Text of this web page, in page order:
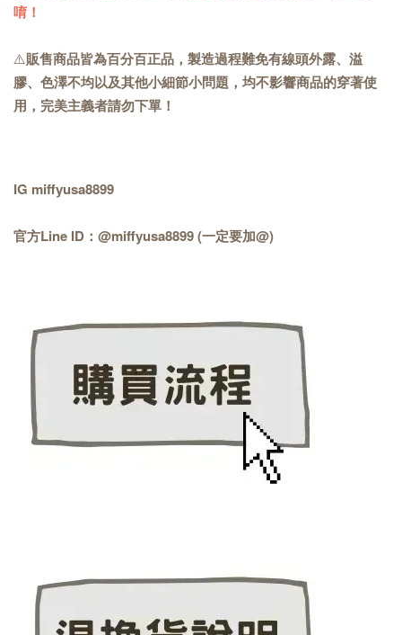
唷！
⚠️販售商品皆為百分百正品，製造過程難免有線頭外露、溢
膠、色澤不均以及其他小細節小問題，均不影響商品的穿著使
用，完美主義者請勿下單！
IG miffyusa8899
官方Line ID：@miffyusa8899 (一定要加@)